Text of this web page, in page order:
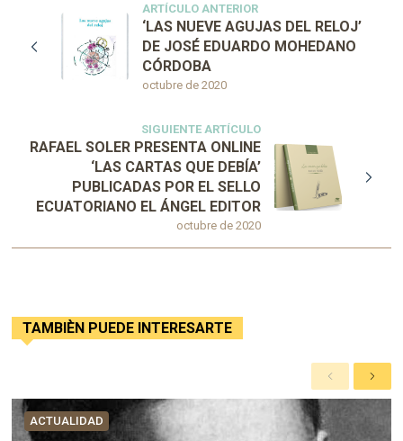
ARTÍCULO ANTERIOR
octubre de 2020
‘LAS NUEVE AGUJAS DEL RELOJ’
DE JOSÉ EDUARDO MOHEDANO
CÓRDOBA
SIGUIENTE ARTÍCULO
octubre de 2020
RAFAEL SOLER PRESENTA ONLINE
‘LAS CARTAS QUE DEBÍA’
PUBLICADAS POR EL SELLO
ECUATORIANO EL ÁNGEL EDITOR
TAMBIÈN PUEDE INTERESARTE
A
n
t
e
S
i
ACTUALIDAD